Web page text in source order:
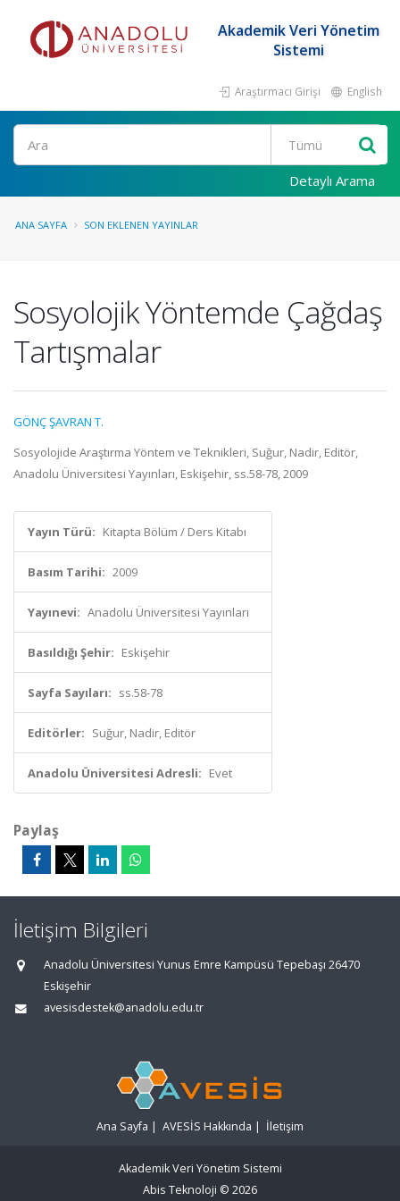
Akademik Veri Yönetim
Sistemi
Araştırmacı Girişi English
Ara
Detaylı Arama
ANA SAYFA SON EKLENEN YAYINLAR
Sosyolojik Yöntemde Çağdaş
Tartışmalar
GÖNÇ ŞAVRAN T.
Sosyolojide Araştırma Yöntem ve Teknikleri, Suğur, Nadir, Editör,
Anadolu Üniversitesi Yayınları, Eskişehir, ss.58-78, 2009
Yayın Türü: Kitapta Bölüm / Ders Kitabı
Basım Tarihi: 2009
Yayınevi: Anadolu Üniversitesi Yayınları
Basıldığı Şehir: Eskişehir
Sayfa Sayıları: ss.58-78
Editörler: Suğur, Nadir, Editör
Anadolu Üniversitesi Adresli: Evet
Paylaş
İletişim Bilgileri
Anadolu Üniversitesi Yunus Emre Kampüsü Tepebaşı 26470
Eskişehir
avesisdestek@anadolu.edu.tr
Ana Sayfa | AVESİS Hakkında | İletişim
Akademik Veri Yönetim Sistemi
Abis Teknoloji © 2026